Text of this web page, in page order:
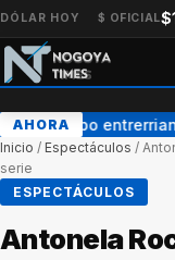
DÓLAR HOY $ OFICIAL
AHORA
Un obispo
Inicio / Espectáculos /
serie
ESPECTÁCULOS
Antonela